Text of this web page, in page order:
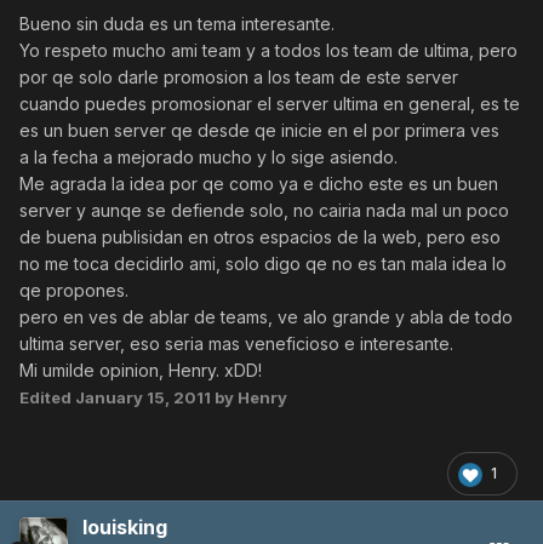
Bueno sin duda es un tema interesante.
Yo respeto mucho ami team y a todos los team de ultima, pero
por qe solo darle promosion a los team de este server
cuando puedes promosionar el server ultima en general, es te
es un buen server qe desde qe inicie en el por primera ves
a la fecha a mejorado mucho y lo sige asiendo.
Me agrada la idea por qe como ya e dicho este es un buen
server y aunqe se defiende solo, no cairia nada mal un poco
de buena publisidan en otros espacios de la web, pero eso
no me toca decidirlo ami, solo digo qe no es tan mala idea lo
qe propones.
pero en ves de ablar de teams, ve alo grande y abla de todo
ultima server, eso seria mas veneficioso e interesante.
Mi umilde opinion, Henry. xDD!
Edited January 15, 2011 by Henry
1
louisking